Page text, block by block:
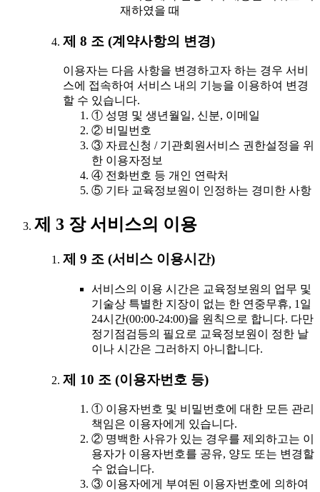
재하였을 때
제 8 조 (계약사항의 변경)
이용자는 다음 사항을 변경하고자 하는 경우 서비
스에 접속하여 서비스 내의 기능을 이용하여 변경
할 수 있습니다.
① 성명 및 생년월일, 신분, 이메일
② 비밀번호
③ 자료신청 / 기관회원서비스 권한설정을 위
한 이용자정보
④ 전화번호 등 개인 연락처
⑤ 기타 교육정보원이 인정하는 경미한 사항
제 3 장 서비스의 이용
제 9 조 (서비스 이용시간)
서비스의 이용 시간은 교육정보원의 업무 및
기술상 특별한 지장이 없는 한 연중무휴, 1일
24시간(00:00-24:00)을 원칙으로 합니다. 다만
정기점검등의 필요로 교육정보원이 정한 날
이나 시간은 그러하지 아니합니다.
제 10 조 (이용자번호 등)
① 이용자번호 및 비밀번호에 대한 모든 관리
책임은 이용자에게 있습니다.
② 명백한 사유가 있는 경우를 제외하고는 이
용자가 이용자번호를 공유, 양도 또는 변경할
수 없습니다.
③ 이용자에게 부여된 이용자번호에 의하여